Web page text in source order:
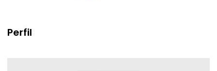
Perfil